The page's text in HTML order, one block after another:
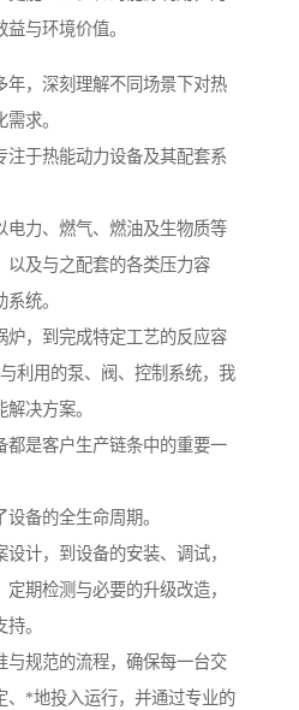
与环境价值。
年，深刻理解不同场景下对热
求。
注于热能动力设备及其配套系
电力、燃气、燃油及生物质等
以及与之配套的各类压力容
统。
炉，到完成特定工艺的反应容
利用的泵、阀、控制系统，我
决方案。
都是客户生产链条中的重要一
备的全生命周期。
计，到设备的安装、调试，
期检测与必要的升级改造，
。
与规范的流程，确保每一台交
、*地投入运行，并通过专业的